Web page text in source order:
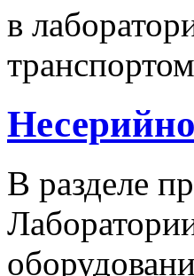
в
В разделе